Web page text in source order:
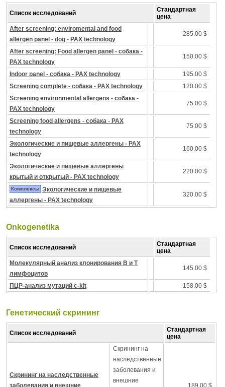
Список исследований
Стандартная
цена
After screening: enviromental and food
allergen panel - dog - PAX technology
285.00 $
After screening: Food allergen panel - собака -
PAX technology
150.00 $
Indoor panel - собака - PAX technology
195.00 $
Screening complete - собака - PAX technology
120.00 $
Screening environmental allergens - собака -
PAX technology
75.00 $
Screening food allergens - собака - PAX
technology
75.00 $
Экологические и пищевые аллергены - PAX
technology
160.00 $
Экологические и пищевые аллергены
крытый и открытый - PAX technology
220.00 $
Комплексы Экологические и пищевые
аллергены - PAX technology
320.00 $
Onkogenetika
Список исследований
Стандартная
цена
Молекулярный анализ клонирования B и T
лимфоцитов
145.00 $
ПЦР-анализ мутаций c-kit 158.00 $
Генетический скрининг
Список исследований
Стандартная
цена
Скрининг на наследственные
заболевания и внешние
Скрининг на
наследственные
заболевания и
внешние
189.00 $